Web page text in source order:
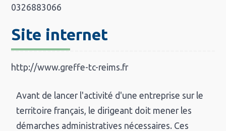
0326883066
Site internet
http://www.greffe-tc-reims.fr
Avant de lancer l'activité d'une entreprise sur le
territoire français, le dirigeant doit mener les
démarches administratives nécessaires. Ces